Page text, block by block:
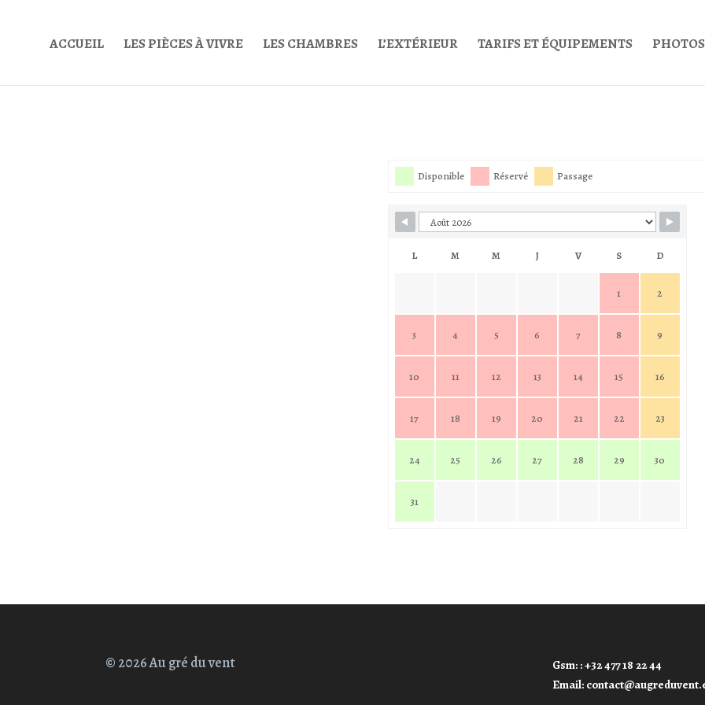
ACCUEIL LES PIÈCES À VIVRE LES CHAMBRES L’EXTÉRIEUR TARIFS ET ÉQUIPEMENTS PHOTOS
Disponible Réservé Passage
L M M J V S D
1 2
3 4 5 6 7 8 9
10 11 12 13 14 15 16
17 18 19 20 21 22 23
24 25 26 27 28 29 30
31
© 2026 Au gré du vent
Gsm: : +32 477 18 22 44
Email: